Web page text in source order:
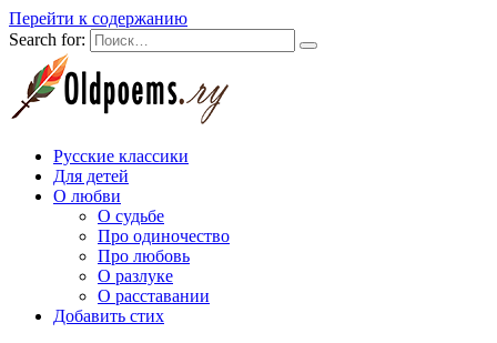
Перейти к содержанию
Search for:
Русские классики
Для детей
О любви
О судьбе
Про одиночество
Про любовь
О разлуке
О расставании
Добавить стих